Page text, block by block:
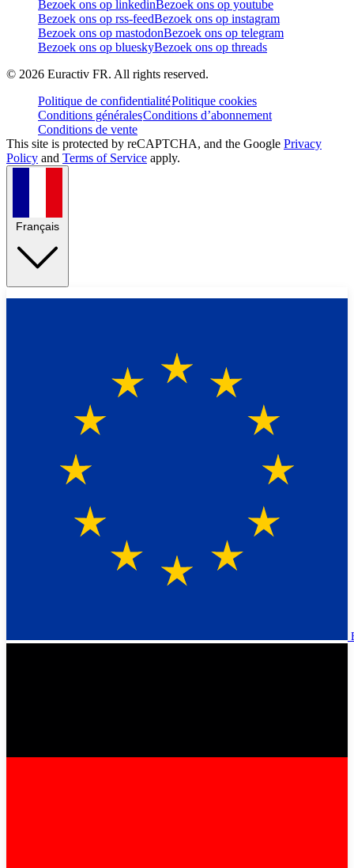
Bezoek ons op linkedinBezoek ons op youtube
Bezoek ons op rss-feedBezoek ons op instagram
Bezoek ons op mastodonBezoek ons op telegram
Bezoek ons op blueskyBezoek ons op threads
© 2026 Euractiv FR. All rights reserved.
Politique de confidentialitéPolitique cookies
Conditions généralesConditions d’abonnement
Conditions de vente
This site is protected by reCAPTCHA, and the Google Privacy
Policy and Terms of Service apply.
Français